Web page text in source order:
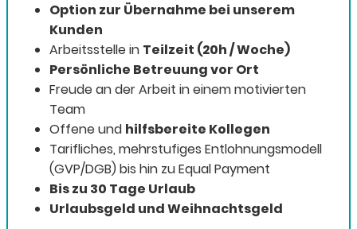
Option zur Übernahme bei unserem
Kunden
Arbeitsstelle in Teilzeit (20h / Woche)
Persönliche Betreuung vor Ort
Freude an der Arbeit in einem motivierten
Team
Offene und hilfsbereite Kollegen
Tarifliches, mehrstufiges Entlohnungsmodell
(GVP/DGB) bis hin zu Equal Payment
Bis zu 30 Tage Urlaub
Urlaubsgeld und Weihnachtsgeld